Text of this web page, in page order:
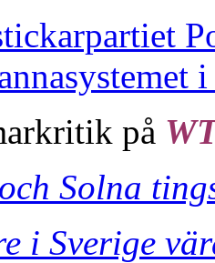
på
Solna
i Sverige